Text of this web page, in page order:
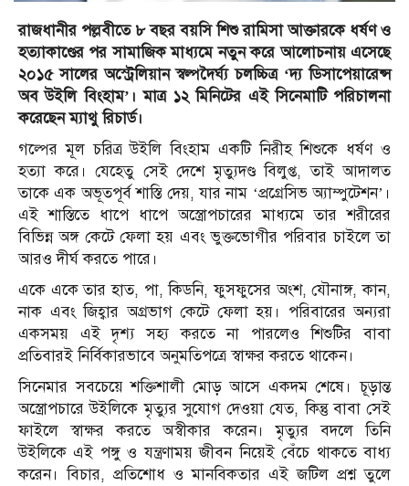
রাজধানীর পল্লবীতে ৮ বছর বয়সি শিশু রামিসা আক্তারকে ধর্ষণ ও
হত্যাকাণ্ডের পর সামাজিক মাধ্যমে নতুন করে আলোচনায় এসেছে
২০১৫ সালের অস্ট্রেলিয়ান স্বল্পদৈর্ঘ্য চলচ্চিত্র ‘দ্য ডিসাপেয়ারেন্স
অব উইলি বিংহাম’। মাত্র ১২ মিনিটের এই সিনেমাটি পরিচালনা
করেছেন ম্যাথু রিচার্ড।
গল্পের মূল চরিত্র উইলি বিংহাম একটি নিরীহ শিশুকে ধর্ষণ ও
হত্যা করে। যেহেতু সেই দেশে মৃত্যুদণ্ড বিলুপ্ত, তাই আদালত
তাকে এক অভূতপূর্ব শাস্তি দেয়, যার নাম ‘প্রগ্রেসিভ অ্যাম্পুটেশন’।
এই শাস্তিতে ধাপে ধাপে অস্ত্রোপচারের মাধ্যমে তার শরীরের
বিভিন্ন অঙ্গ কেটে ফেলা হয় এবং ভুক্তভোগীর পরিবার চাইলে তা
আরও দীর্ঘ করতে পারে।
একে একে তার হাত, পা, কিডনি, ফুসফুসের অংশ, যৌনাঙ্গ, কান,
নাক এবং জিহ্বার অগ্রভাগ কেটে ফেলা হয়। পরিবারের অন্যরা
একসময় এই দৃশ্য সহ্য করতে না পারলেও শিশুটির বাবা
প্রতিবারই নির্বিকারভাবে অনুমতিপত্রে স্বাক্ষর করতে থাকেন।
সিনেমার সবচেয়ে শক্তিশালী মোড় আসে একদম শেষে। চূড়ান্ত
অস্ত্রোপচারে উইলিকে মৃত্যুর সুযোগ দেওয়া যেত, কিন্তু বাবা সেই
ফাইলে স্বাক্ষর করতে অস্বীকার করেন। মৃত্যুর বদলে তিনি
উইলিকে এই পঙ্গু ও যন্ত্রণাময় জীবন নিয়েই বেঁচে থাকতে বাধ্য
করেন। বিচার, প্রতিশোধ ও মানবিকতার এই জটিল প্রশ্ন তুলে